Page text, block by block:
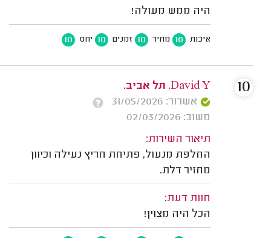
היה ממש מעולה!
איכות 10 מחיר 10 זמנים 10 יחס 10
David Y. תל אביב.
אשרור: 31/05/2026
משוב: 02/03/2026
תיאור השירות:
החלפת מנעול, פתיחת חריץ נעילה וכיוון
מחזיר דלת.
חוות דעת:
הכל היה מצוין!
10